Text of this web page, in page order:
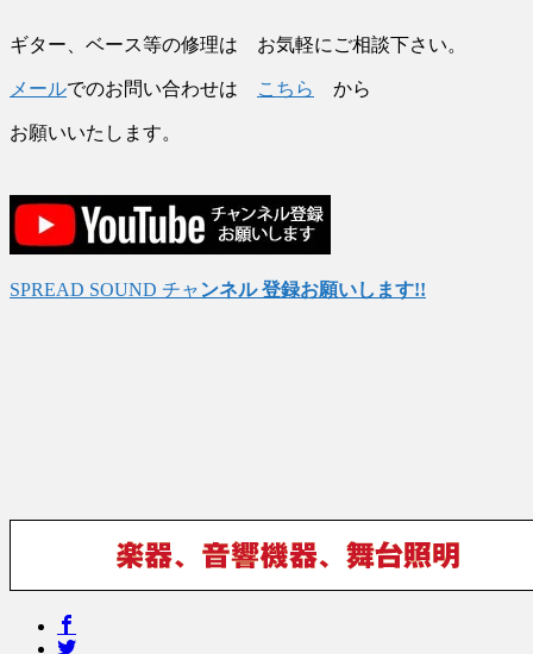
ギター、ベース等の修理は お気軽にご相談下さい。
メールでのお問い合わせは こちら から
お願いいたします。
SPREAD SOUND チャ ンネル 登録お願いします!!